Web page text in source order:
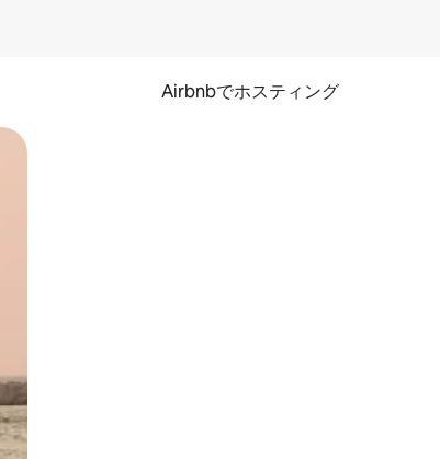
Airbnbでホスティング
す。